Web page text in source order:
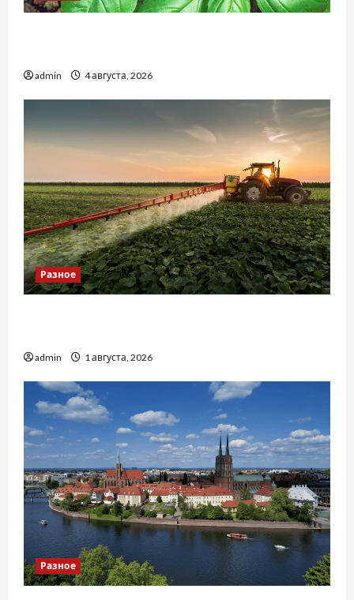
admin 4 августа, 2026
Разное
admin 1 августа, 2026
Разное